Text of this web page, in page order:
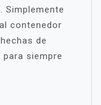
Simplemente
contenedor
de
siempre